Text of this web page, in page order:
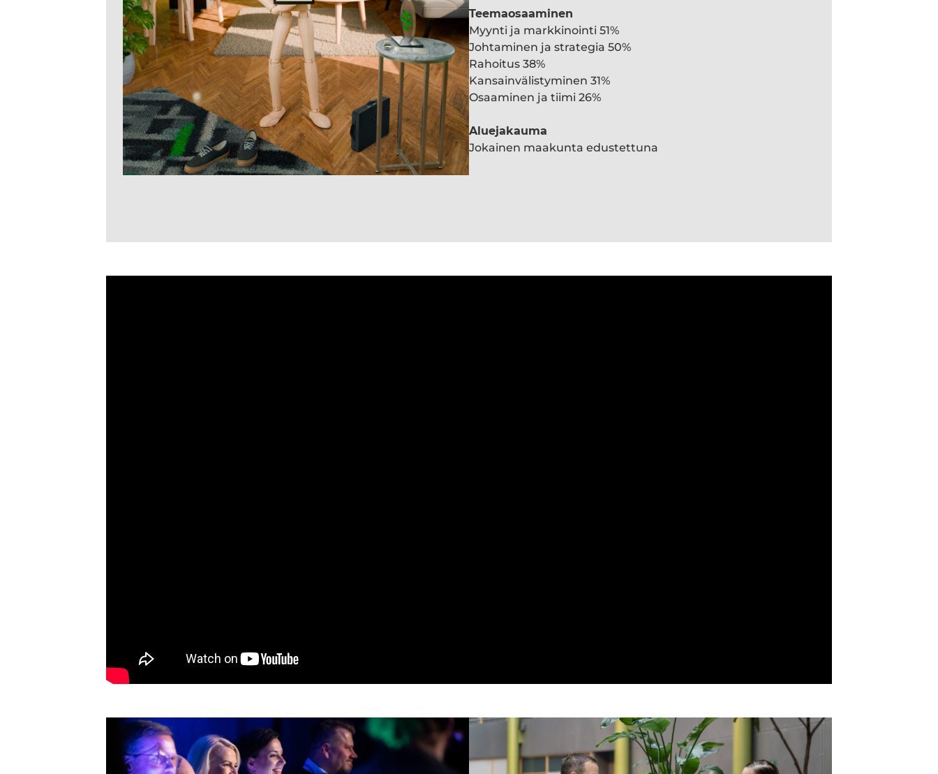
Teemaosaaminen
Myynti ja markkinointi 51%
Johtaminen ja strategia 50%
Rahoitus 38%
Kansainvälistyminen 31%
Osaaminen ja tiimi 26%
Aluejakauma
Jokainen maakunta edustettuna